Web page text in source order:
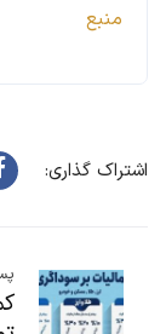
منبع
اشتراک گذاری: